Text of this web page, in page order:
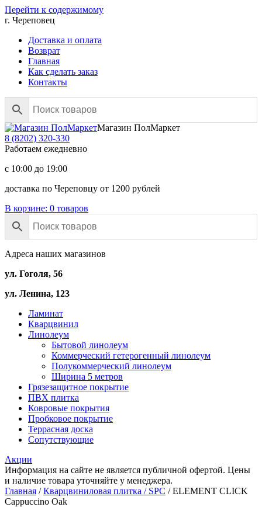
Перейти к содержимому
г. Череповец
Доставка и оплата
Возврат
Главная
Как сделать заказ
Контакты
Магазин ПолМаркет
8 (8202) 320-330
Работаем ежедневно
с 10:00 до 19:00
доставка по Череповцу от 1200 рублей
В корзине: 0 товаров
Адреса наших магазинов
ул. Гоголя, 56
ул. Ленина, 123
Ламинат
Кварцвинил
Линолеум
Бытовой линолеум
Коммерческий гетерогенный линолеум
Полукоммерческий линолеум
Ширина 5 метров
Грязезащитное покрытие
ПВХ плитка
Ковровые покрытия
Пробковое покрытие
Террасная доска
Сопутствующие
Акции
Информация на сайте не является публичной офертой. Цены
и наличие товара уточняйте у менеджера.
Главная /Кварцвиниловая плитка / SPС / ELEMENT CLICK
Cappuccino Oak